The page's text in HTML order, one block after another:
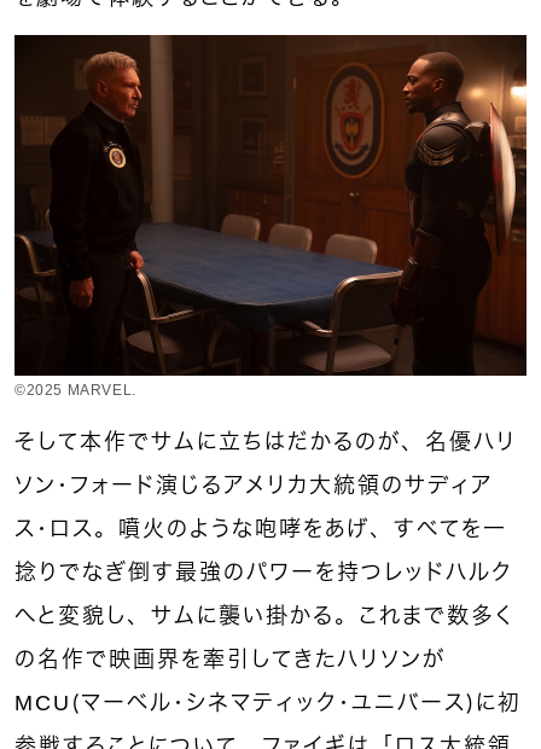
©︎2025 MARVEL.
そして本作でサムに立ちはだかるのが、名優ハリ
ソン・フォード演じるアメリカ大統領のサディア
ス・ロス。噴火のような咆哮をあげ、すべてを一
捻りでなぎ倒す最強のパワーを持つレッドハルク
へと変貌し、サムに襲い掛かる。これまで数多く
の名作で映画界を牽引してきたハリソンが
MCU（マーベル・シネマティック・ユニバース）に初